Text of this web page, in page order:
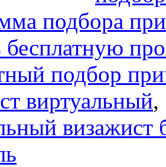
подбора
бесплатную
подбор
виртуальный,
визажист